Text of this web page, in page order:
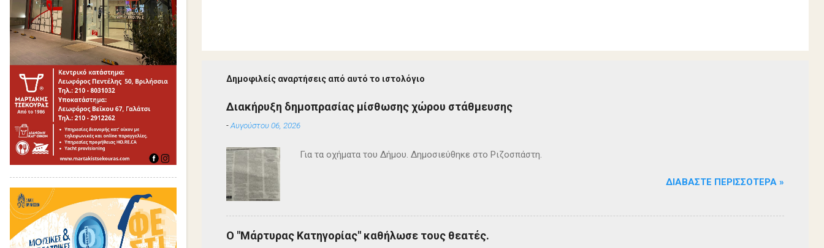
Δημοφιλείς αναρτήσεις από αυτό το ιστολόγιο
Διακήρυξη δημοπρασίας μίσθωσης χώρου στάθμευσης
-Αυγούστου 06, 2026
Για τα οχήματα του Δήμου. Δημοσιεύθηκε στο Ριζοσπάστη.
ΔΙΑΒΆΣΤΕ ΠΕΡΙΣΣΌΤΕΡΑ »
Ο "Μάρτυρας Κατηγορίας" καθήλωσε τους θεατές.